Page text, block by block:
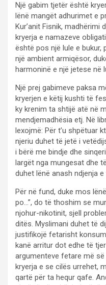
Një gabim tjetër është
lënë mangët adhurimet e
Kur’anit Fisnik, madhërimi
kryerja e namazeve
është pos një lule e bukur,
një ambient armiqësor,
harmoninë e një jetese në
Një prej gabimeve paksa
kryerjen e këtij kushti të
ky krenim ta shtijë atë në
mendjemadhësia etj. Në
lexojmë: Për t’u shpëtuar
njeriu duhet të jetë i
i bërë me bindje dhe
largët nga mungesat dhe
duhet lënë anash ndjenja
Për në fund, duke mos
po…”, do të thoshim se
njohur-nikotinit, sjell
ditës. Myslimani duhet të
justifikojë fetarisht
kanë arritur dot edhe të
argumenteve fetare më
kryerja e se cilës urrehet,
qartë për ta hequr qafe.